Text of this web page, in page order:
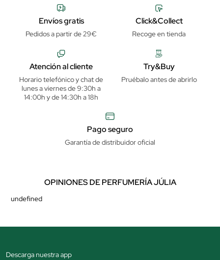
Envíos gratis
Pedidos a partir de 29€
Click&Collect
Recoge en tienda
Atención al cliente
Horario telefónico y chat de
lunes a viernes de 9:30h a
14:00h y de 14:30h a 18h
Try&Buy
Pruébalo antes de abrirlo
Pago seguro
Garantía de distribuidor oficial
OPINIONES DE PERFUMERÍA JÚLIA
undefined
Descarga nuestra app